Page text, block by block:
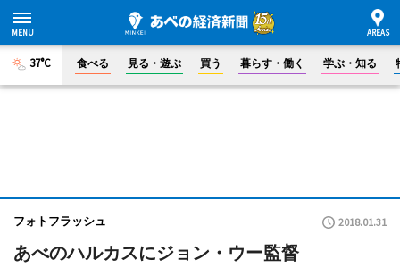
37°C 食べる 見る・遊ぶ 買う 暮らす・働く 学ぶ・知る
フォトフラッシュ 2018.01.31
あべのハルカスにジョン・ウー監督